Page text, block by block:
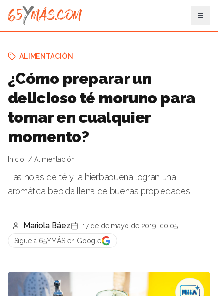
ALIMENTACIÓN
¿Cómo preparar un
delicioso té moruno para
tomar en cualquier
momento?
Inicio Alimentación
Las hojas de té y la hierbabuena logran una
aromática bebida llena de buenas propiedades
Mariola Báez
17 de de mayo de 2019, 00:05
Sigue a 65YMÁS en Google